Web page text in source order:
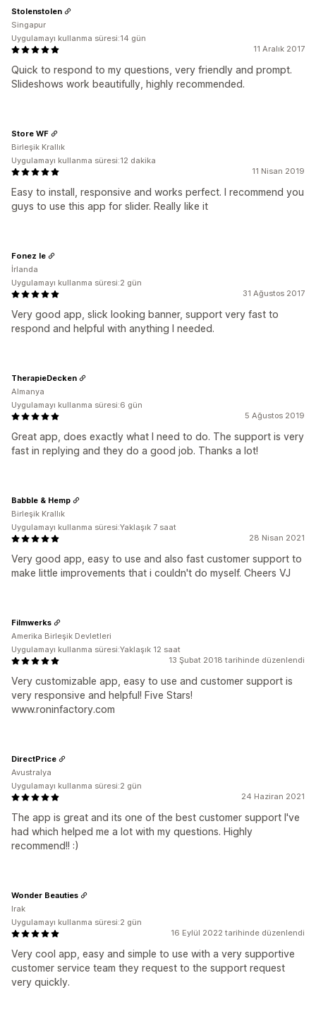
11 Aralık 2017
Quick to respond to my questions, very friendly and prompt.
Slideshows work beautifully, highly recommended.
Stolenstolen
Singapur
Uygulamayı kullanma süresi:14 gün
11 Nisan 2019
Easy to install, responsive and works perfect. I recommend you
guys to use this app for slider. Really like it
Store WF
Birleşik Krallık
Uygulamayı kullanma süresi:12 dakika
31 Ağustos 2017
Very good app, slick looking banner, support very fast to
respond and helpful with anything I needed.
Fonez Ie
İrlanda
Uygulamayı kullanma süresi:2 gün
5 Ağustos 2019
Great app, does exactly what I need to do. The support is very
fast in replying and they do a good job. Thanks a lot!
TherapieDecken
Almanya
Uygulamayı kullanma süresi:6 gün
28 Nisan 2021
Very good app, easy to use and also fast customer support to
make little improvements that i couldn't do myself. Cheers VJ
Babble & Hemp
Birleşik Krallık
Uygulamayı kullanma süresi:Yaklaşık 7 saat
13 Şubat 2018 tarihinde düzenlendi
Very customizable app, easy to use and customer support is
very responsive and helpful! Five Stars!
www.roninfactory.com
Filmwerks
Amerika Birleşik Devletleri
Uygulamayı kullanma süresi:Yaklaşık 12 saat
24 Haziran 2021
The app is great and its one of the best customer support I've
had which helped me a lot with my questions. Highly
recommend!! :)
DirectPrice
Avustralya
Uygulamayı kullanma süresi:2 gün
16 Eylül 2022 tarihinde düzenlendi
Very cool app, easy and simple to use with a very supportive
customer service team they request to the support request
very quickly.
Wonder Beauties
Irak
Uygulamayı kullanma süresi:2 gün